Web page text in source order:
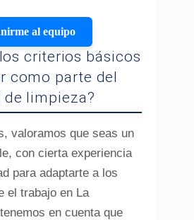
al equipo
criterios básicos
como parte del
de limpieza?
valoramos que seas un
con cierta experiencia
para adaptarte a los
el trabajo en La
en cuenta que